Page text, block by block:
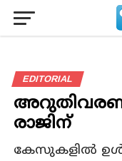
EDITORIAL
രാജിന്
കേസുകളില്‍